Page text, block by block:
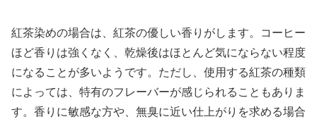
紅茶染めの場合は、紅茶の優しい香りがします。コーヒー
ほど香りは強くなく、乾燥後はほとんど気にならない程度
になることが多いようです。ただし、使用する紅茶の種類
によっては、特有のフレーバーが感じられることもありま
す。香りに敏感な方や、無臭に近い仕上がりを求める場合